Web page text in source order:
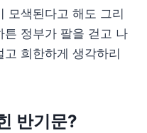
모색된다고 해도 그리
튼 정부가 팔을 걷고 나
희한하게 생각하리
반기문?